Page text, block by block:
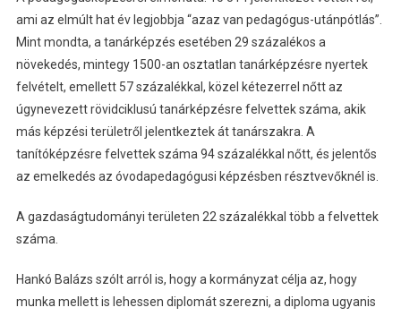
ami az elmúlt hat év legjobbja “azaz van pedagógus-utánpótlás”.
Mint mondta, a tanárképzés esetében 29 százalékos a
növekedés, mintegy 1500-an osztatlan tanárképzésre nyertek
felvételt, emellett 57 százalékkal, közel kétezerrel nőtt az
úgynevezett rövidciklusú tanárképzésre felvettek száma, akik
más képzési területről jelentkeztek át tanárszakra. A
tanítóképzésre felvettek száma 94 százalékkal nőtt, és jelentős
az emelkedés az óvodapedagógusi képzésben résztvevőknél is.
A gazdaságtudományi területen 22 százalékkal több a felvettek
száma.
Hankó Balázs szólt arról is, hogy a kormányzat célja az, hogy
munka mellett is lehessen diplomát szerezni, a diploma ugyanis